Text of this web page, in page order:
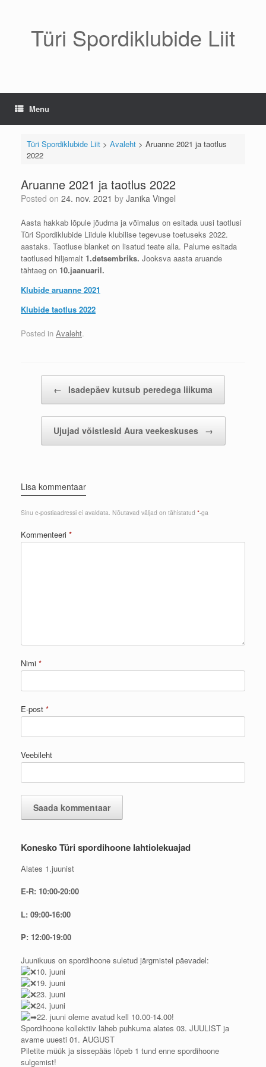
Türi Spordiklubide Liit
Menu
Türi Spordiklubide Liit> Avaleht> Aruanne 2021 ja taotlus
2022
Aruanne 2021 ja taotlus 2022
Posted on 24. nov. 2021 by Janika Vingel
Aasta hakkab lõpule jõudma ja võimalus on esitada uusi taotlusi
Türi Spordiklubide Liidule klubilise tegevuse toetuseks 2022.
aastaks. Taotluse blanket on lisatud teate alla. Palume esitada
taotlused hiljemalt 1.detsembriks. Jooksva aasta aruande
tähtaeg on 10.jaanuaril.
Klubide aruanne 2021
Klubide taotlus 2022
Posted in Avaleht.
← Isadepäev kutsub peredega liikuma
Ujujad võistlesid Aura veekeskuses →
Lisa kommentaar
Sinu e-postiaadressi ei avaldata. Nõutavad väljad on tähistatud *-ga
Kommenteeri *
Nimi *
E-post *
Veebileht
Konesko Türi spordihoone lahtiolekuajad
Alates 1.juunist
E-R: 10:00-20:00
L: 09:00-16:00
P: 12:00-19:00
Juunikuus on spordihoone suletud järgmistel päevadel:
10. juuni
19. juuni
23. juuni
24. juuni
22. juuni oleme avatud kell 10.00-14.00!
Spordihoone kollektiiv läheb puhkuma alates 03. JUULIST ja
avame uuesti 01. AUGUST
Piletite müük ja sissepääs lõpeb 1 tund enne spordihoone
sulgemist!